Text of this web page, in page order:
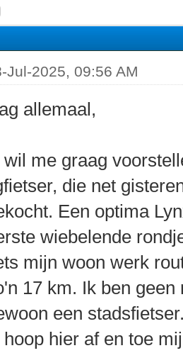
Jul-2025, 09:56 AM
allemaal,
wil me graag
die net
Een optima
wiebelende
mijn woon werk
17 km. Ik ben
een
hoop hier af en toe